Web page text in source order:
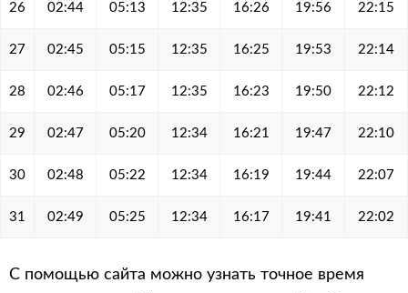
26 02:44 05:13 12:35 16:26 19:56 22:15
27 02:45 05:15 12:35 16:25 19:53 22:14
28 02:46 05:17 12:35 16:23 19:50 22:12
29 02:47 05:20 12:34 16:21 19:47 22:10
30 02:48 05:22 12:34 16:19 19:44 22:07
31 02:49 05:25 12:34 16:17 19:41 22:02
С помощью сайта можно узнать точное время